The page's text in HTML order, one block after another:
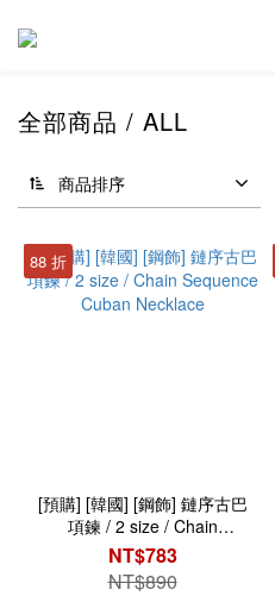
全部商品 / ALL
商品排序
88 折
[預購] [韓國] [鋼飾] 鏈序古巴
項鍊 / 2 size / Chain
Sequence Cuban Necklace
NT$783
NT$890